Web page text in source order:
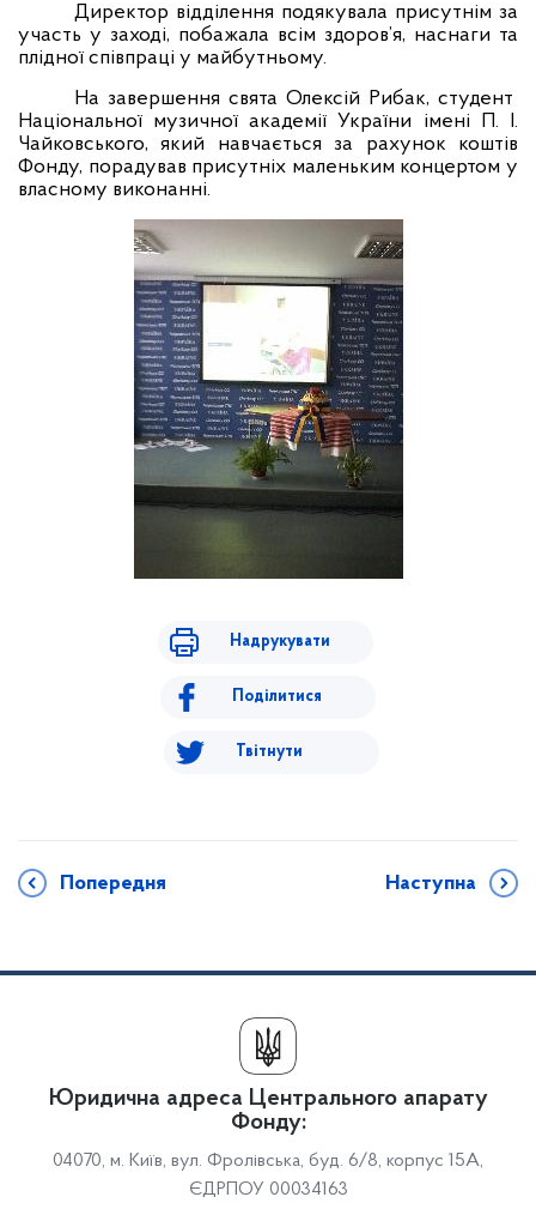
Директор відділення подякувала присутнім за
участь у заході, побажала всім здоров’я, наснаги та
плідної співпраці у майбутньому.
На завершення свята Олексій Рибак, студент
Національної музичної академії України імені П. І.
Чайковського, який навчається за рахунок коштів
Фонду, порадував присутніх маленьким концертом у
власному виконанні.
Надрукувати
Поділитися
Твітнути
Попередня Наступна
Юридична адреса Центрального апарату
Фонду:
04070, м. Київ, вул. Фролівська, буд. 6/8, корпус 15А,
ЄДРПОУ 00034163